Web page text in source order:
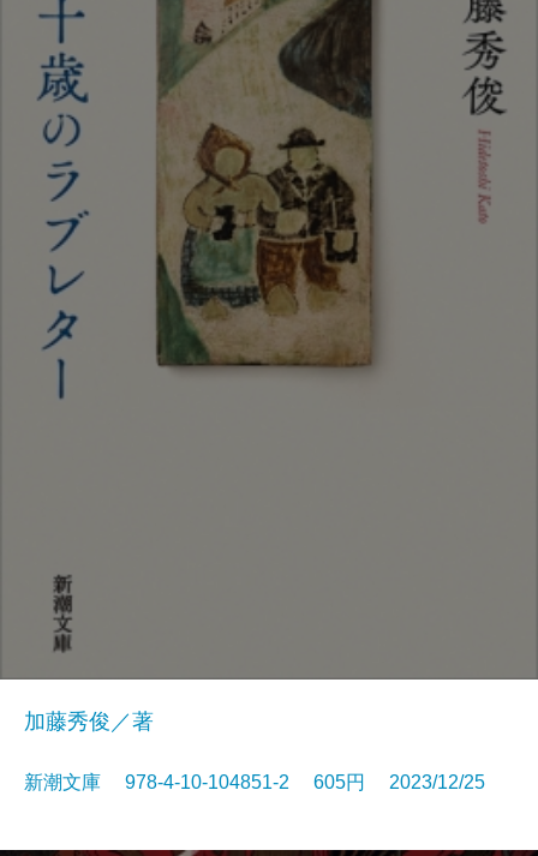
加藤秀俊／著
新潮文庫 978-4-10-104851-2 605円 2023/12/25